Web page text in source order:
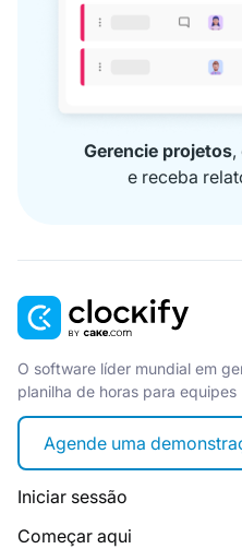
Gerencie projetos,
e receba
O software líder mundial em
planilha de horas para equipes
Agende uma
Iniciar sessão
Começar aqui